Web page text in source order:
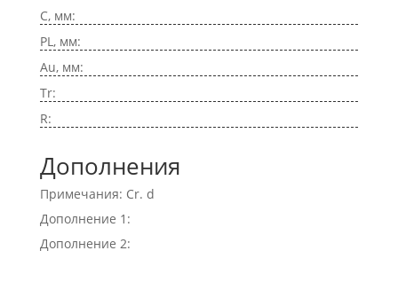
C, мм:
PL, мм:
Au, мм:
Tr:
R:
Дополнения
Примечания: Cr. d
Дополнение 1:
Дополнение 2: